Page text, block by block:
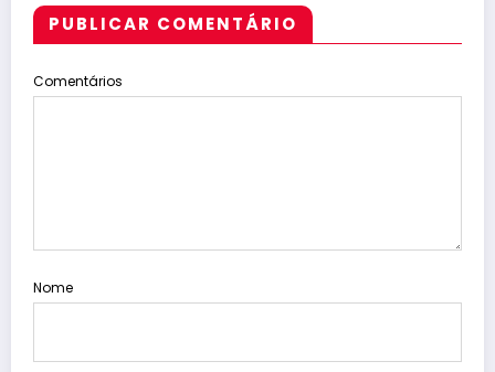
PUBLICAR COMENTÁRIO
Comentários
Nome